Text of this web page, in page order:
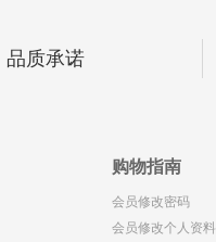
品质承诺
购物指南
会员修改密码
会员修改个人资料